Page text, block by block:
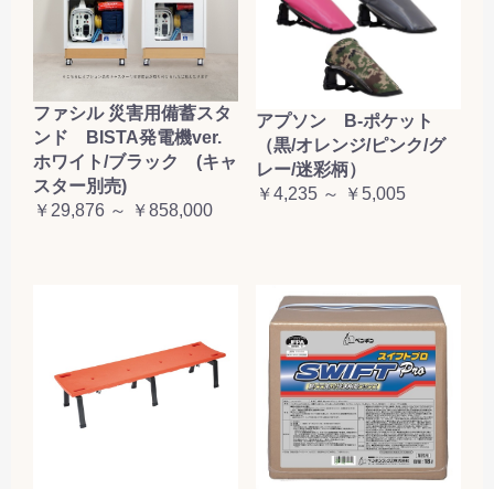
ファシル 災害用備蓄スタ
ンド BISTA発電機ver.
ホワイト/ブラック (キャ
スター別売)
￥29,876 ～ ￥858,000
アプソン B-ポケット
（黒/オレンジ/ピンク/グ
レー/迷彩柄）
￥4,235 ～ ￥5,005